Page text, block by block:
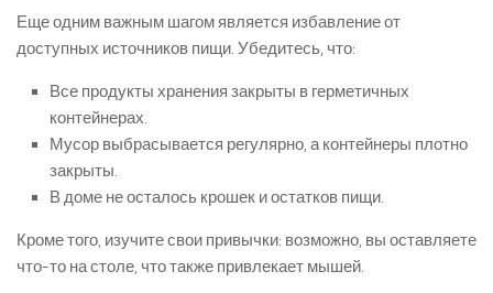
Еще одним важным шагом является избавление от
доступных источников пищи. Убедитесь, что:
Все продукты хранения закрыты в герметичных
контейнерах.
Мусор выбрасывается регулярно, а контейнеры плотно
закрыты.
В доме не осталось крошек и остатков пищи.
Кроме того, изучите свои привычки: возможно, вы оставляете
что-то на столе, что также привлекает мышей.